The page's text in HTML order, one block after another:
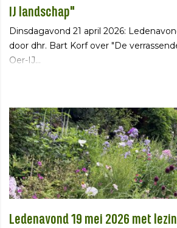
IJ landschap"
Dinsdagavond 21 april 2026:
door dhr. Bart Korf over "De
Oer-IJ…
Ledenavond 19 mei 2026 met